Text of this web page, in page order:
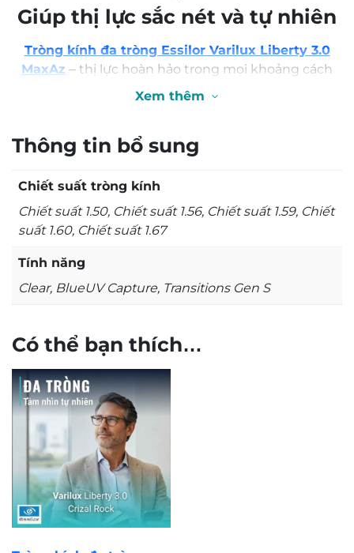
Giúp thị lực sắc nét và tự nhiên
Tròng kính đa tròng Essilor Varilux Liberty 3.0
MaxAz – thị lực hoàn hảo trong mọi khoảng cách
chỉ với 1 cặp kính sắc nét tức thì và tầm nhìn liền
Xem thêm
Thông tin bổ sung
Chiết suất tròng kính
Chiết suất 1.50, Chiết suất 1.56, Chiết suất 1.59, Chiết
suất 1.60, Chiết suất 1.67
Tính năng
Clear, BlueUV Capture, Transitions Gen S
Có thể bạn thích…